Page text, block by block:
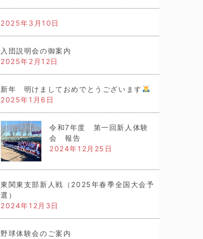
2025年3月10日
入団説明会の御案内
2025年2月12日
新年 明けましておめでとうございます
2025年1月6日
令和7年度 第一回新人体験
会 報告
2024年12月25日
東関東支部新人戦（2025年春季全国大会予
選）
2024年12月3日
野球体験会のご案内